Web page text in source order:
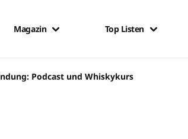
Magazin Top Listen
Podcast und Whiskykurs